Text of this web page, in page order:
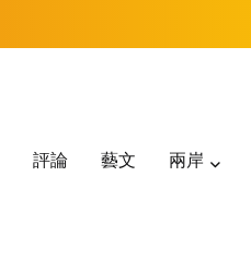
評論 藝文 兩岸